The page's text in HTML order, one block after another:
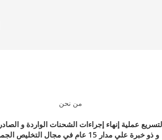
من نحن
عملية إنهاء إجراءات الشحنات الواردة و
و ذو خبرة علي مدار 15 عام في مجال التخليص الجمركي .